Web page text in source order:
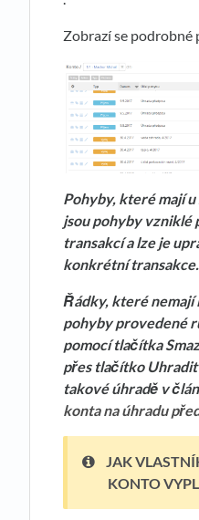
Zobrazí se podrobné
Pohyby, které mají
jsou pohyby vzniklé
transakcí a lze je
konkrétní transakce.
Řádky, které nemají
pohyby provedené
pomocí tlačítka
přes tlačítko Uhradit
takové úhradě v
konta na úhradu
JAK
KONTO